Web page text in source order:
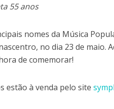
55 anos
nomes da Música
no dia 23 de maio.
de comemorar!
estão à venda pelo site